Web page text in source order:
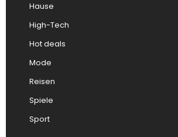
Hause
High-Tech
Hot deals
Mode
Reisen
Spiele
Sport